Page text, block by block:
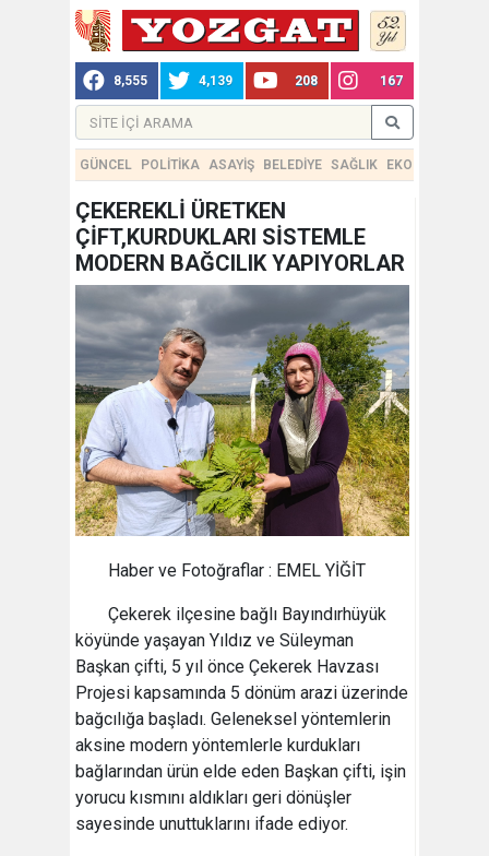
8,555 4,139 208 167
GÜNCEL POLİTİKA ASAYİŞ BELEDİYE SAĞLIK EKONOMİ
ÇEKEREKLİ ÜRETKEN
ÇİFT,KURDUKLARI SİSTEMLE
MODERN BAĞCILIK YAPIYORLAR
Haber ve Fotoğraflar : EMEL YİĞİT
Çekerek ilçesine bağlı Bayındırhüyük
köyünde yaşayan Yıldız ve Süleyman
Başkan çifti, 5 yıl önce Çekerek Havzası
Projesi kapsamında 5 dönüm arazi üzerinde
bağcılığa başladı. Geleneksel yöntemlerin
aksine modern yöntemlerle kurdukları
bağlarından ürün elde eden Başkan çifti, işin
yorucu kısmını aldıkları geri dönüşler
sayesinde unuttuklarını ifade ediyor.